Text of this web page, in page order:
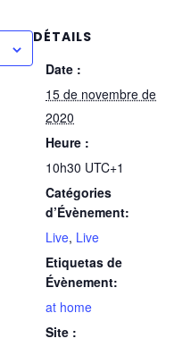
DÉTAILS
Date :
15 de novembre de
2020
Heure :
10h30 UTC+1
Catégories
d’Évènement:
Live, Live
Etiquetas de
Évènement:
at home
Site :